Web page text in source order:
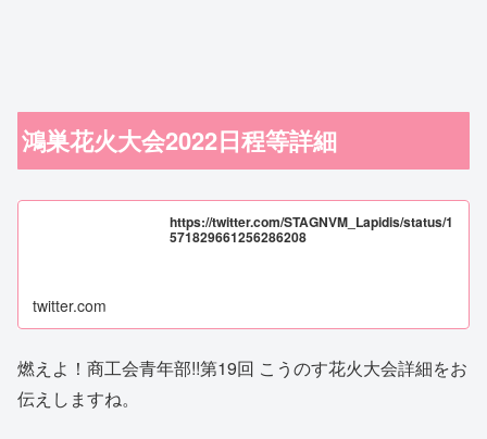
鴻巣花火大会2022日程等詳細
https://twitter.com/STAGNVM_Lapidis/status/1
571829661256286208
twitter.com
燃えよ！商工会青年部!!第19回 こうのす花火大会詳細をお
伝えしますね。